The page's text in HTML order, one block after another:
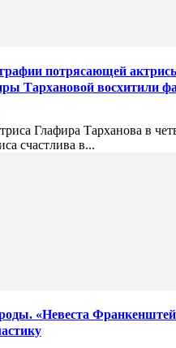
потрясающей
Тархановой восхитили
Глафира Тарханова в
счастлива в...
«Невеста